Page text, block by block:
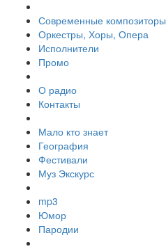
Современные композиторы
Оркестры, Хоры, Опера
Исполнители
Промо
О радио
Контакты
Мало кто знает
География
Фестивали
Муз Экскурс
mp3
Юмор
Пародии